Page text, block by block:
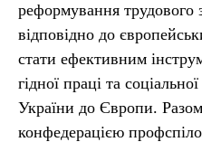
реформування трудового
відповідно до
стати ефективним
гідної праці та
України до Європи.
конфедерацією